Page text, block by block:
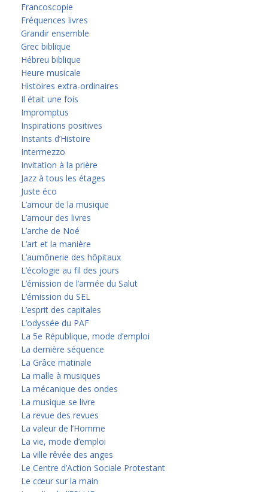
Francoscopie
Fréquences livres
Grandir ensemble
Grec biblique
Hébreu biblique
Heure musicale
Histoires extra-ordinaires
Il était une fois
Impromptus
Inspirations positives
Instants d’Histoire
Intermezzo
Invitation à la prière
Jazz à tous les étages
Juste éco
L’amour de la musique
L’amour des livres
L’arche de Noé
L’art et la manière
L’aumônerie des hôpitaux
L’écologie au fil des jours
L’émission de l’armée du Salut
L’émission du SEL
L’esprit des capitales
L’odyssée du PAF
La 5e République, mode d’emploi
La dernière séquence
La Grâce matinale
La malle à musiques
La mécanique des ondes
La musique se livre
La revue des revues
La valeur de l’Homme
La vie, mode d’emploi
La ville rêvée des anges
Le Centre d’Action Sociale Protestant
Le cœur sur la main